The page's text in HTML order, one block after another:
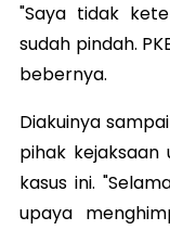
"Saya tidak
sudah pindah.
bebernya.
Diakuinya
pihak
kasus ini.
upaya